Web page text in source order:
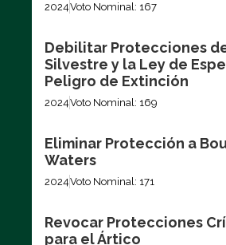
2024Voto Nominal: 167
Debilitar Protecciones
Silvestre y la Ley de
Peligro de Extinción
2024Voto Nominal: 169
Eliminar Protección a
Waters
2024Voto Nominal: 171
Revocar Protecciones
para el Ártico